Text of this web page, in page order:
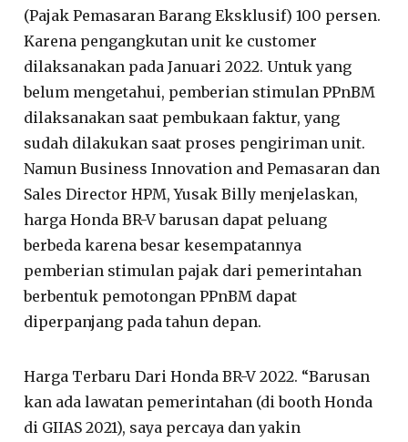
(Pajak Pemasaran Barang Eksklusif) 100 persen.
Karena pengangkutan unit ke customer
dilaksanakan pada Januari 2022. Untuk yang
belum mengetahui, pemberian stimulan PPnBM
dilaksanakan saat pembukaan faktur, yang
sudah dilakukan saat proses pengiriman unit.
Namun Business Innovation and Pemasaran dan
Sales Director HPM, Yusak Billy menjelaskan,
harga Honda BR-V barusan dapat peluang
berbeda karena besar kesempatannya
pemberian stimulan pajak dari pemerintahan
berbentuk pemotongan PPnBM dapat
diperpanjang pada tahun depan.
Harga Terbaru Dari Honda BR-V 2022. “Barusan
kan ada lawatan pemerintahan (di booth Honda
di GIIAS 2021), saya percaya dan yakin